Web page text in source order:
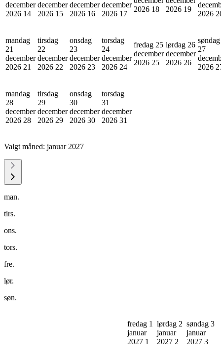
december
2026 14
december
2026 15
december
2026 16
december
2026 17
2026 18
2026 19
2026
mandag
21
december
2026 21
tirsdag
22
december
2026 22
onsdag
23
december
2026 23
torsdag
24
december
2026 24
fredag 25
december
2026 25
lørdag 26
december
2026 26
søndag
27
2026
mandag
28
december
2026 28
tirsdag
29
december
2026 29
onsdag
30
december
2026 30
torsdag
31
december
2026 31
Valgt måned: januar 2027
man.
tirs.
ons.
tors.
fre.
lør.
søn.
fredag 1
januar
2027 1
lørdag 2
januar
2027 2
søndag 3
januar
2027 3